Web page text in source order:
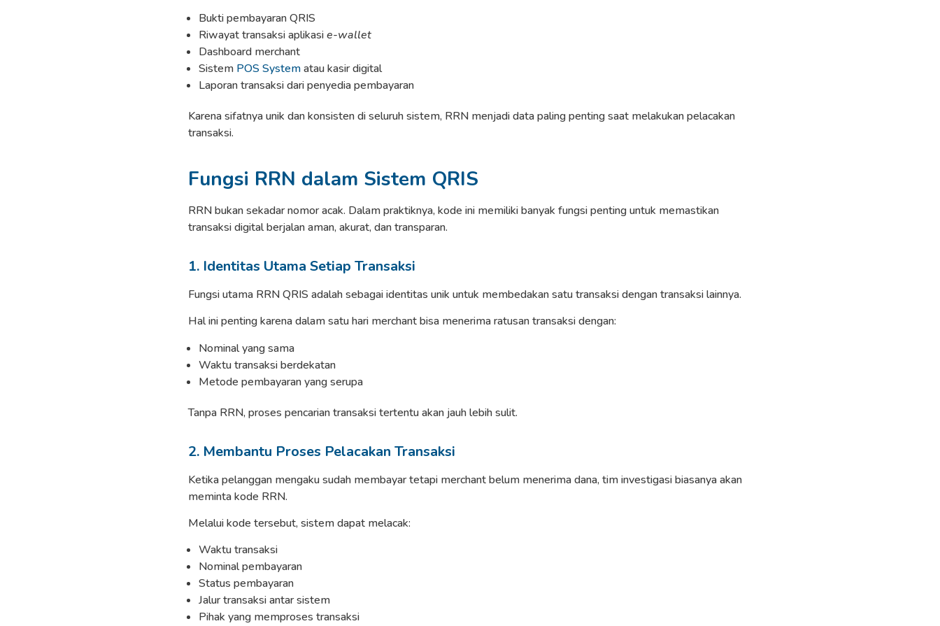
Bukti pembayaran QRIS
Riwayat transaksi aplikasie-wallet
Dashboard merchant
Sistem POS Systematau kasir digital
Laporan transaksi dari penyedia pembayaran
Karena sifatnya unik dan konsisten di seluruh sistem, RRN menjadi data paling penting saat melakukan pelacakan
transaksi.
Fungsi RRN dalam Sistem QRIS
RRN bukan sekadar nomor acak. Dalam praktiknya, kode ini memiliki banyak fungsi penting untuk memastikan
transaksi digital berjalan aman, akurat, dan transparan.
1. Identitas Utama Setiap Transaksi
Fungsi utama RRN QRIS adalah sebagai identitas unik untuk membedakan satu transaksi dengan transaksi lainnya.
Hal ini penting karena dalam satu hari merchant bisa menerima ratusan transaksi dengan:
Nominal yang sama
Waktu transaksi berdekatan
Metode pembayaran yang serupa
Tanpa RRN, proses pencarian transaksi tertentu akan jauh lebih sulit.
2. Membantu Proses Pelacakan Transaksi
Ketika pelanggan mengaku sudah membayar tetapi merchant belum menerima dana, tim investigasi biasanya akan
meminta kode RRN.
Melalui kode tersebut, sistem dapat melacak:
Waktu transaksi
Nominal pembayaran
Status pembayaran
Jalur transaksi antar sistem
Pihak yang memproses transaksi